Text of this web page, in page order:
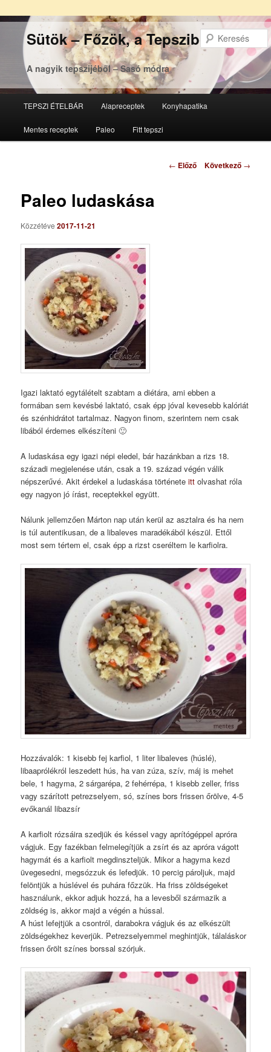
Sütök – Főzök, a Tepsziből
A nagyik tepszijéből – Sasó módra
Tovább
az
Tovább
a
TEPSZI ÉTELBÁR Alapreceptek Konyhapatika
Mentes receptek Paleo Fitt tepszi
Bejegyzés
← Előző Következő →
Paleo ludaskása
Közzétéve2017-11-21
Igazi laktató egytálételt szabtam a diétára, ami ebben a
formában sem kevésbé laktató, csak épp jóval kevesebb kalóriát
és szénhidrátot tartalmaz. Nagyon finom, szerintem nem csak
libából érdemes elkészíteni 🙂
A ludaskása egy igazi népi eledel, bár hazánkban a rizs 18.
századi megjelenése után, csak a 19. század végén válik
népszerűvé. Akit érdekel a ludaskása története itt olvashat róla
egy nagyon jó írást, receptekkel együtt.
Nálunk jellemzően Márton nap után kerül az asztalra és ha nem
is túl autentikusan, de a libaleves maradékából készül. Ettől
most sem tértem el, csak épp a rizst cseréltem le karfiolra.
Hozzávalók: 1 kisebb fej karfiol, 1 liter libaleves (húslé),
libaaprólékról leszedett hús, ha van zúza, szív, máj is mehet
bele, 1 hagyma, 2 sárgarépa, 2 fehérrépa, 1 kisebb zeller, friss
vagy szárított petrezselyem, só, színes bors frissen őrölve, 4-5
evőkanál libazsír
A karfiolt rózsáira szedjük és késsel vagy aprítógéppel apróra
vágjuk. Egy fazékban felmelegítjük a zsírt és az apróra vágott
hagymát és a karfiolt megdinszteljük. Mikor a hagyma kezd
üvegesedni, megsózzuk és lefedjük. 10 percig pároljuk, majd
felöntjük a húslével és puhára főzzük. Ha friss zöldségeket
használunk, ekkor adjuk hozzá, ha a levesből származik a
zöldség is, akkor majd a végén a hússal.
A húst lefejtjük a csontról, darabokra vágjuk és az elkészült
zöldségekhez keverjük. Petrezselyemmel meghintjük, tálaláskor
frissen őrölt színes borssal szórjuk.